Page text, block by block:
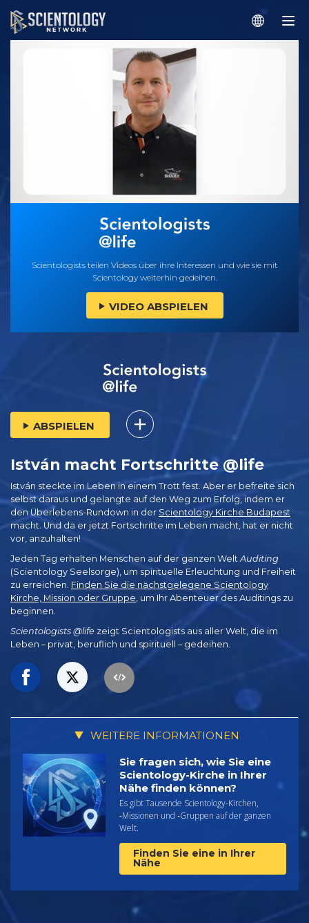
Scientologists teilen Videos über ihre Interessen und wie sie mit
Scientology weiterhin gedeihen.
VIDEO ABSPIELEN
ABSPIELEN
István macht Fortschritte @life
István steckte im Leben in einem Trott fest. Aber er befreite sich
selbst daraus und gelangte auf den Weg zum Erfolg, indem er
den Überlebens-Rundown in der Scientology Kirche Budapest
macht. Und da er jetzt Fortschritte im Leben macht, hat er nicht
vor, anzuhalten!
Jeden Tag erhalten Menschen auf der ganzen Welt Auditing
(Scientology Seelsorge), um spirituelle Erleuchtung und Freiheit
zu erreichen. Finden Sie die nächstgelegene Scientology
Kirche, Mission oder Gruppe , um Ihr Abenteuer des Auditings zu
beginnen.
Scientologists @life zeigt Scientologists aus aller Welt, die im
Leben – privat, beruflich und spirituell – gedeihen.
WEITERE INFORMATIONEN
Sie fragen sich, wie Sie eine
Scientology-Kirche in Ihrer
Nähe finden können?
Es gibt Tausende Scientology-Kirchen,
‑Missionen und ‑Gruppen auf der ganzen
Welt.
Finden Sie eine in Ihrer
Nähe